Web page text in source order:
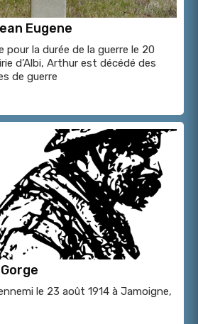
Eugene
pour la durée de la guerre le 20
d’Albi, Arthur est décédé des
de guerre
le 23 août 1914 à Jamoigne,